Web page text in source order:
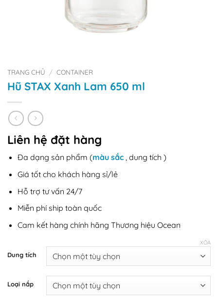
TRANG CHỦ / CONTAINER
Hũ STAX Xanh Lam 650 ml
Liên hệ đặt hàng
Đa dạng sản phẩm (màu sắc, dung tích )
Giá tốt cho khách hàng sỉ/lẻ
Hỗ trợ tư vấn 24/7
Miễn phí ship toàn quốc
Cam kết hàng chính hãng Thương hiệu Ocean
Dung tích
Loại nắp
XÓA